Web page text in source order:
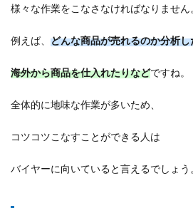
様々な作業をこなさなければなりません
例えば、 どんな商品が売れるのか分析し
海外から商品を仕入れたりなどですね。
全体的に地味な作業が多いため、
コツコツこなすことができる人は
バイヤーに向いていると言えるでしょう